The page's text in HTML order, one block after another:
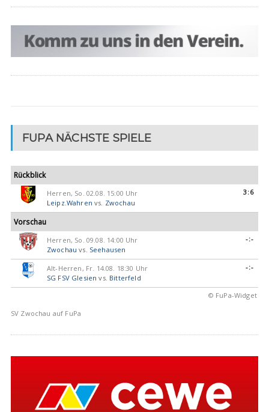
FUPA NÄCHSTE SPIELE
Rückblick
Herren, So. 02.08. 15:00 Uhr
Leipz.Wahren vs. Zwochau
3:6
Vorschau
Herren, So. 09.08. 14:00 Uhr
Zwochau vs. Seehausen
-:-
Alt-Herren, Fr. 14.08. 18:30 Uhr
SG FSV Glesien vs. Bitterfeld
-:-
© FuPa-Widget
SV Zwochau auf FuPa